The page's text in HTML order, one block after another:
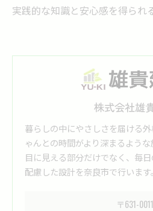
実践的な知識と安心感を得られ
株式会社雄
暮らしの中にやさしさを届ける
ゃんとの時間がより深まるような
目に見える部分だけでなく、毎
配慮した設計を奈良市で行います。
〒631-0011